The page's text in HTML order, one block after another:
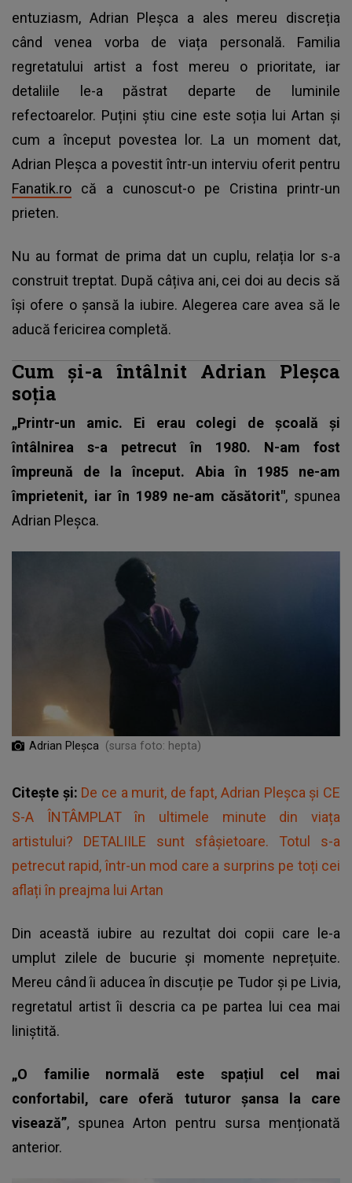
entuziasm, Adrian Pleșca a ales mereu discreția
când venea vorba de viața personală. Familia
regretatului artist a fost mereu o prioritate, iar
detaliile le-a păstrat departe de luminile
refectoarelor. Puțini știu cine este soția lui Artan și
cum a început povestea lor. La un moment dat,
Adrian Pleșca a povestit într-un interviu oferit pentru
Fanatik.ro că a cunoscut-o pe Cristina printr-un
prieten.
Nu au format de prima dat un cuplu, relația lor s-a
construit treptat. După câțiva ani, cei doi au decis să
își ofere o șansă la iubire. Alegerea care avea să le
aducă fericirea completă.
Cum și-a întâlnit Adrian Pleșca
soția
„Printr-un amic. Ei erau colegi de școală și
întâlnirea s-a petrecut în 1980. N-am fost
împreună de la început. Abia în 1985 ne-am
împrietenit, iar în 1989 ne-am căsătorit", spunea
Adrian Pleșca.
Adrian Pleșca (sursa foto: hepta)
Citește și: De ce a murit, de fapt, Adrian Pleșca și CE
S-A ÎNTÂMPLAT în ultimele minute din viața
artistului? DETALIILE sunt sfâșietoare. Totul s-a
petrecut rapid, într-un mod care a surprins pe toți cei
aflați în preajma lui Artan
Din această iubire au rezultat doi copii care le-a
umplut zilele de bucurie și momente neprețuite.
Mereu când îi aducea în discuție pe Tudor și pe Livia,
regretatul artist îi descria ca pe partea lui cea mai
liniștită.
„O familie normală este spațiul cel mai
confortabil, care oferă tuturor șansa la care
visează”, spunea Arton pentru sursa menționată
anterior.